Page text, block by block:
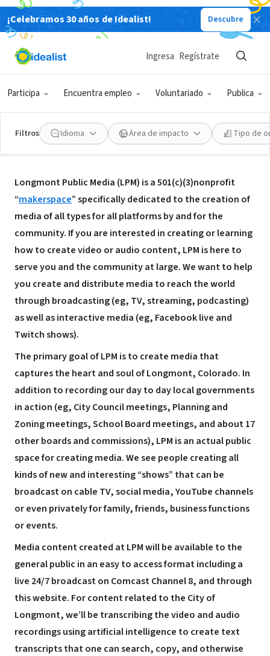
¡Celebramos 30 años de Idealist! Descubre
Participa Encuentra empleo Voluntariado Publica
Ingresa Regístrate
Filtros Idioma Área de impacto Tipo de
ORGANIZACIÓN SIN FIN DE LUCRO
Longmont Public Media
Acerca de
Longmont Public Media (LPM) is a 501(c)(3)nonprofit
“makerspace” specifically dedicated to the creation of
media of all types for all platforms by and for the
community. If you are interested in creating or learning
how to create video or audio content, LPM is here to
serve you and the community at large. We want to help
you create and distribute media to reach the world
through broadcasting (eg, TV, streaming, podcasting)
as well as interactive media (eg, Facebook live and
Twitch shows).
The primary goal of LPM is to create media that
captures the heart and soul of Longmont, Colorado. In
addition to recording our day to day local governments
in action (eg, City Council meetings, Planning and
Zoning meetings, School Board meetings, and about 17
other boards and commissions), LPM is an actual public
space for creating media. We see people creating all
kinds of new and interesting “shows” that can be
broadcast on cable TV, social media, YouTube channels
or even privately for family, friends, business functions
or events.
Media content created at LPM will be available to the
general public in an easy to access format including a
live 24/7 broadcast on Comcast Channel 8, and through
this website. For content related to the City of
Longmont, we’ll be transcribing the video and audio
recordings using artificial intelligence to create text
transcripts that one can search, copy, and otherwise